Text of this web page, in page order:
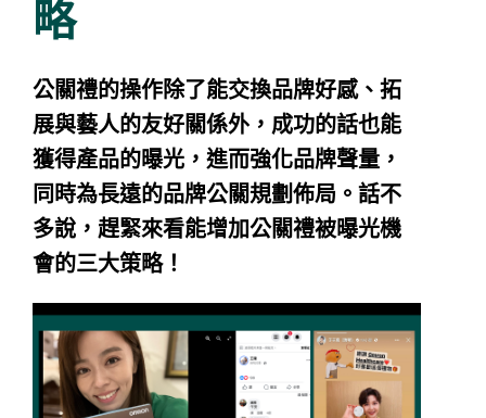
略
公關禮的操作除了能交換品牌好感、拓
展與藝人的友好關係外，成功的話也能
獲得產品的曝光，進而強化品牌聲量，
同時為長遠的品牌公關規劃佈局。話不
多說，趕緊來看能增加公關禮被曝光機
會的三大策略！